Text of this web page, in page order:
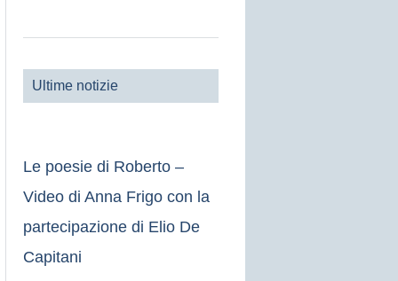
Ultime notizie
Le poesie di Roberto –
Video di Anna Frigo con la
partecipazione di Elio De
Capitani